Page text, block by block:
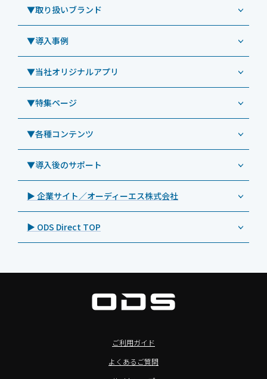
Windowsタブレット TW2A-NF9LTA
Windowsタブレット TW2A-N9LTA
Windowsタブレット TW2A-N9LT
Windowsタブレット TW2A-E9LT
Androidタブレット TA2C-NF8
Androidタブレット TA2C-NF8BL
Androidタブレット TA2C-CS8
Androidタブレット TA2C-CS8BL
Androidタブレット TA2C-DR94G
Androidタブレット TA2C-M8AC
Androidタブレット TA2C-M8
デジタルホワイトボード／電子黒板
コールセンター
CRMシステム「カイゼンコール」
リペアサービス
教育機関向けiPad修理パック
社内ヘルプデスク代行サービス
教育機関向けiPad管理運用パック
教育機関向けICT支援ソリューション
教育機関向けネットワーク機器導入保守
キッティング
自治体向けDXソリューションサービス
法人向けiPad修理＆デバイス買取サービス
▼取り扱いブランド
ODS（オーディーエス）
LG（エルジー）
ViewSonic（ビューソニック）
PHILIPS（フィリップス）
DynaScan（ダイナスキャン）
SAMSUNG（サムスン）
Goodview（グッドビュー）
Cloudpoint（クラウドポイント）
BenQ（ベンキュー）
Magconn（マグコン）
BIAMP ／ Apart Audio（バイアンプ）
SpeakerCraft（スピーカークラフト）
▼導入事例
導入事例（業務用タブレット、デジタルサイネージほか）
事例：業務用タブレット端末
事例：業務用サイネージ・プロジェクター
事例：業務用オーディオ・その他AV機器
事例：サービス
▼当社オリジナルアプリ
業務効率化アプリ「NFCオプティマイザー」
サポート支援アプリ「ログ送信アプリ」
MDMアプリ「Tablet Control」
▼特集ページ
業務用タブレット
>特長1：USB Type-Aポート
>特長2：microHDMIポート
>特長3：AC常時給電タイプ
>飲食向けタブレット
>ホテル向けタブレット
>NFCタブレット
>Windowsタブレット
オーディーエスが選ばれる理由
▼各種コンテンツ
特集記事
製品カタログ
プレスリリース
製品写真
▼導入後のサポート
オーディーエスPCカスタマーセンター
▶ 企業サイト／オーディーエス株式会社
▶ ODS Direct TOP
ご利用ガイド
よくあるご質問